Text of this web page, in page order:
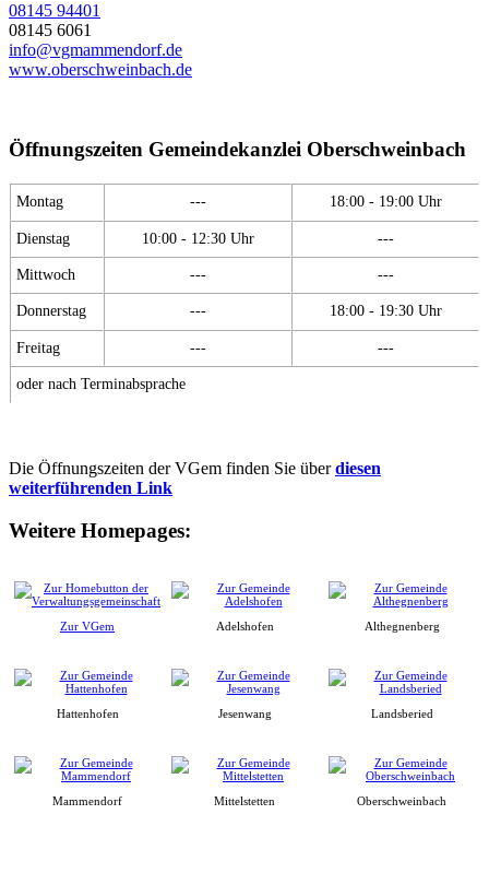
08145 94401
08145 6061
info@vgmammendorf.de
www.oberschweinbach.de
Öffnungszeiten Gemeindekanzlei Oberschweinbach
Montag --- 18:00 - 19:00 Uhr
Dienstag 10:00 - 12:30 Uhr ---
Mittwoch --- ---
Donnerstag --- 18:00 - 19:30 Uhr
Freitag --- ---
oder nach Terminabsprache
Die Öffnungszeiten der VGem finden Sie überdiesen
weiterführenden Link
Weitere Homepages:
Zur VGem Adelshofen Althegnenberg
Hattenhofen Jesenwang Landsberied
Mammendorf Mittelstetten Oberschweinbach